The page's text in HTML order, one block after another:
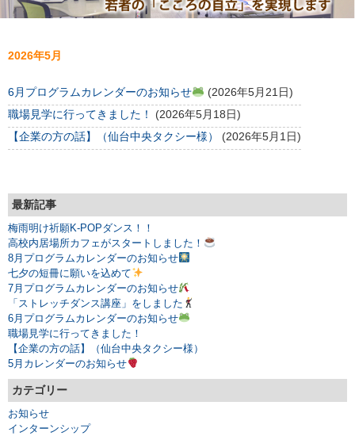
2026年5月
6月プログラムカレンダーのお知らせ
(2026年5月21日)
職場見学に行ってきました！
(2026年5月18日)
【企業の方の話】（仙台中央タクシー様）
(2026年5月1日)
最新記事
梅雨明け祈願K-POPダンス！！
高校内居場所カフェがスタートしました！
8月プログラムカレンダーのお知らせ
七夕の短冊に願いを込めて
7月プログラムカレンダーのお知らせ
「ストレッチダンス講座」をしました
6月プログラムカレンダーのお知らせ
職場見学に行ってきました！
【企業の方の話】（仙台中央タクシー様）
5月カレンダーのお知らせ
カテゴリー
お知らせ
インターンシップ